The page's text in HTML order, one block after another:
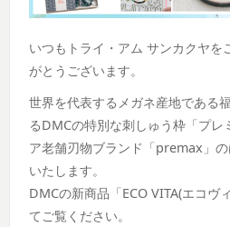
いつもトライ・アム サンカクヤを
がとうございます。
世界を代表するメガネ産地である
るDMCの特別な刺しゅう枠「プレ
ア老舗刃物ブランド「premax」
いたします。
DMCの新商品「ECO VITA(エコヴ
てご覧ください。